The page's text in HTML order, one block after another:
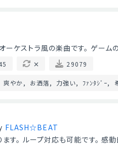
ーケストラ風の楽曲です。 ゲー
29079
爽やか お洒落 力強い ﾌｧﾝﾀｼﾞｰ
FLASH☆BEAT
す。 ループ対応も可能です。 感